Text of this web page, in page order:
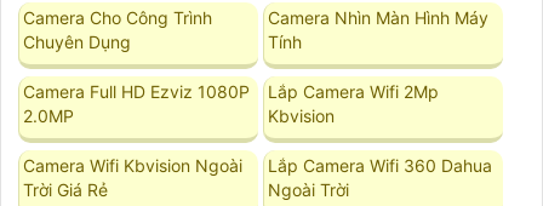
Camera Cho Công Trình
Chuyên Dụng
Camera Nhìn Màn Hình Máy
Tính
Camera Full HD Ezviz 1080P
2.0MP
Lắp Camera Wifi 2Mp
Kbvision
Camera Wifi Kbvision Ngoài
Trời Giá Rẻ
Lắp Camera Wifi 360 Dahua
Ngoài Trời